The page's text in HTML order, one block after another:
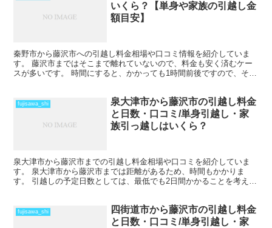
いくら？【単身や家族の引越し金
額目安】
秦野市から藤沢市への引越し料金相場や口コミ情報を紹介していま
す。 藤沢市まではそこまで離れていないので、料金も安く済むケー
スが多いです。 時間にすると、かかっても1時間前後ですので、その
fujisawa_shi
泉大津市から藤沢市の引越し料金
と日数・口コミ/単身引越し・家
族引っ越しはいくら？
泉大津市から藤沢市までの引越し料金相場や口コミを紹介していま
す。 泉大津市から藤沢市までは距離があるため、時間もかかりま
す。 引越しの予定日数としては、最低でも2日間かかることを考えて
fujisawa_shi
四街道市から藤沢市の引越し料金
と日数・口コミ/単身引越し・家